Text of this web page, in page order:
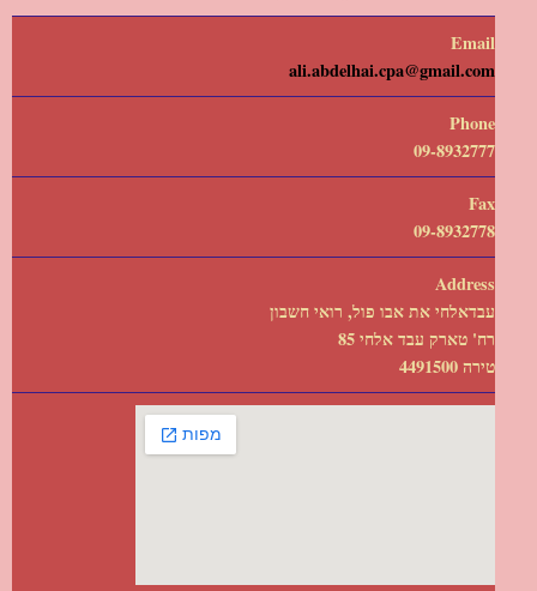
Email
ali.abdelhai.cpa@gmail.com
Phone
09-8932777
Fax
09-8932778
Address
עבדאלחי את אבו פול, רואי חשבון
רח' טארק עבד אלחי 85
טירה 4491500